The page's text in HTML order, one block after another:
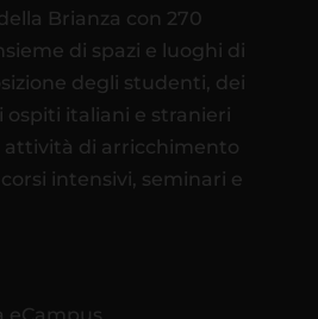
Brianza con 270
di spazi e luoghi di
degli studenti, dei
ospiti italiani e stranieri
attività di arricchimento
intensivi, seminari e